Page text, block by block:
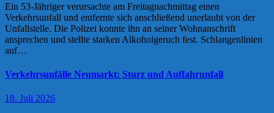
Ein 53-Jähriger verursachte am Freitagnachmittag einen
Verkehrsunfall und entfernte sich anschließend unerlaubt von der
Unfallstelle. Die Polizei konnte ihn an seiner Wohnanschrift
ansprechen und stellte starken Alkoholgeruch fest. Schlangenlinien
auf…
Verkehrsunfälle Neumarkt: Sturz und Auffahrunfall
18. Juli 2026